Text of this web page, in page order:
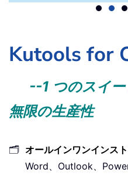
Kutools for
--1 つのスイ
無限の生産性
🗂️ オールインワンインス
Word、Outlook、